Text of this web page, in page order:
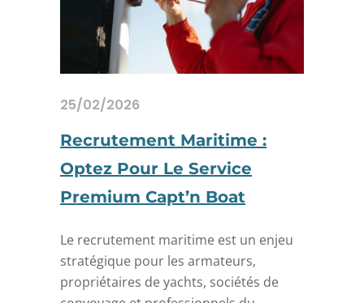
25/02/2026
Recrutement Maritime :
Optez Pour Le Service
Premium Capt’n Boat
Le recrutement maritime est un enjeu
stratégique pour les armateurs,
propriétaires de yachts, sociétés de